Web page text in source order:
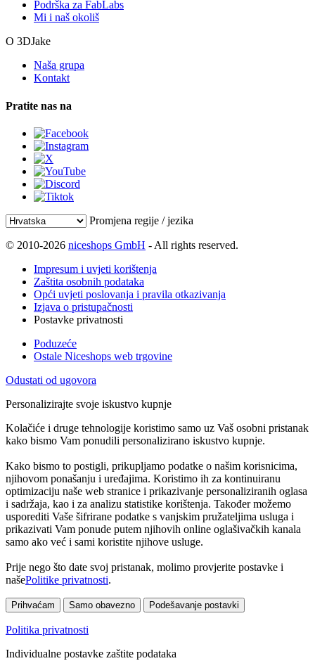
Podrška za FabLabs
Mi i naš okoliš
O 3DJake
Naša grupa
Kontakt
Pratite nas na
Promjena regije / jezika
© 2010-2026 niceshops GmbH - All rights reserved.
Impresum i uvjeti korištenja
Zaštita osobnih podataka
Opći uvjeti poslovanja i pravila otkazivanja
Izjava o pristupačnosti
Postavke privatnosti
Poduzeće
Ostale Niceshops web trgovine
Odustati od ugovora
Personalizirajte svoje iskustvo kupnje
Kolačiće i druge tehnologije koristimo samo uz Vaš osobni pristanak
kako bismo Vam ponudili personalizirano iskustvo kupnje.
Kako bismo to postigli, prikupljamo podatke o našim korisnicima,
njihovom ponašanju i uređajima. Koristimo ih za kontinuiranu
optimizaciju naše web stranice i prikazivanje personaliziranih oglasa
i sadržaja, kao i za analizu statistike korištenja. Također možemo
usporediti Vaše šifrirane podatke s vanjskim pružateljima usluga i
prikazivati Vam ponude putem njihovih online oglašivačkih kanala
samo ako već i sami koristite njihove usluge.
Prije nego što date svoj pristanak, molimo provjerite postavke i
našePolitike privatnosti.
Prihvaćam Samo obavezno Podešavanje postavki
Politika privatnosti
Individualne postavke zaštite podataka